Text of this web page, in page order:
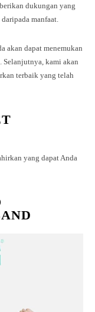
dukungan yang
manfaat.
akan dapat menemukan
kami akan
terbaik yang telah
yang dapat Anda